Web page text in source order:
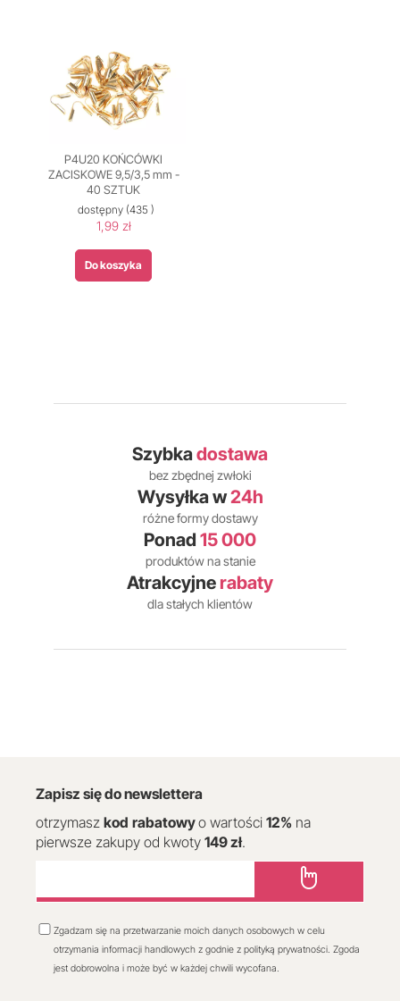
P4U20 KOŃCÓWKI
ZACISKOWE 9,5/3,5 mm -
40 SZTUK
dostępny(435 )
1,99 zł
Do koszyka
Szybkadostawa
bez zbędnej zwłoki
Wysyłka w24h
różne formy dostawy
Ponad 15 000
produktów na stanie
Atrakcyjne rabaty
dla stałych klientów
Zapisz się do newslettera
otrzymasz kod rabatowyo wartości 12% na
pierwsze zakupy od kwoty 149 zł.
Zgadzam się na przetwarzanie moich danych osobowych w celu
otrzymania informacji handlowych z godnie z polityką prywatności. Zgoda
jest dobrowolna i może być w każdej chwili wycofana.